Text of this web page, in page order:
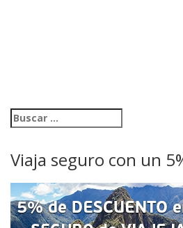
Viaja seguro con un